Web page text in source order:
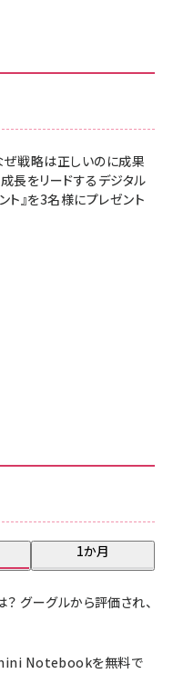
1か月
グーグルから評価され、
Notebookを無料で
ぜ戦略は正しいのに成果
長をリードするデジタル
ト』を3名様にプレゼント